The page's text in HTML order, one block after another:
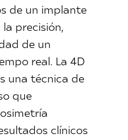
de un implante
precisión,
de un
real. La 4D
una técnica de
que
clínicos